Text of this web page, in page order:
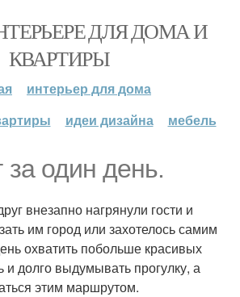
ДЛЯ ДОМА И
КВАРТИРЫ
интерьер для дома
идеи дизайна мебель
за один день.
внезапно нагрянули гости и
им город или захотелось самим
охватить побольше красивых
и долго выдумывать прогулку, а
этим маршрутом.